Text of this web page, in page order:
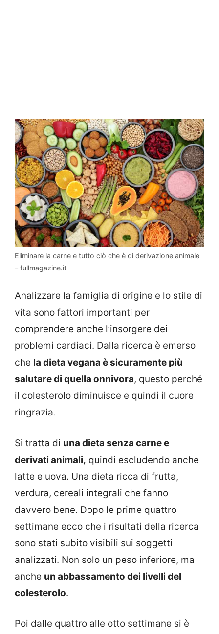
Eliminare la carne e tutto ciò che è di derivazione animale
– fullmagazine.it
Analizzare la famiglia di origine e lo stile di
vita sono fattori importanti per
comprendere anche l’insorgere dei
problemi cardiaci. Dalla ricerca è emerso
che la dieta vegana è sicuramente più
salutare di quella onnivora, questo perché
il colesterolo diminuisce e quindi il cuore
ringrazia.
Si tratta di una dieta senza carne e
derivati animali, quindi escludendo anche
latte e uova. Una dieta ricca di frutta,
verdura, cereali integrali che fanno
davvero bene. Dopo le prime quattro
settimane ecco che i risultati della ricerca
sono stati subito visibili sui soggetti
analizzati. Non solo un peso inferiore, ma
anche un abbassamento dei livelli del
colesterolo.
Poi dalle quattro alle otto settimane si è